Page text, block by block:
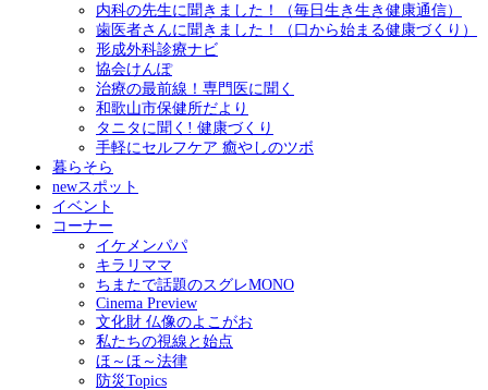
内科の先生に聞きました！（毎日生き生き健康通信）
歯医者さんに聞きました！（口から始まる健康づくり）
形成外科診療ナビ
協会けんぽ
治療の最前線！専門医に聞く
和歌山市保健所だより
タニタに聞く! 健康づくり
手軽にセルフケア 癒やしのツボ
暮らそら
newスポット
イベント
コーナー
イケメンパパ
キラリママ
ちまたで話題のスグレMONO
Cinema Preview
文化財 仏像のよこがお
私たちの視線と始点
ほ～ほ～法律
防災Topics